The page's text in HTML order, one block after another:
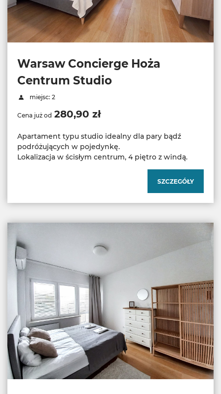
Warsaw Concierge Hoża
Centrum Studio
miejsc: 2
Cena już od 280,90 zł
Apartament typu studio idealny dla pary bądź
podróżujących w pojedynkę.
Lokalizacja w ścisłym centrum, 4 piętro z windą.
SZCZEGÓŁY